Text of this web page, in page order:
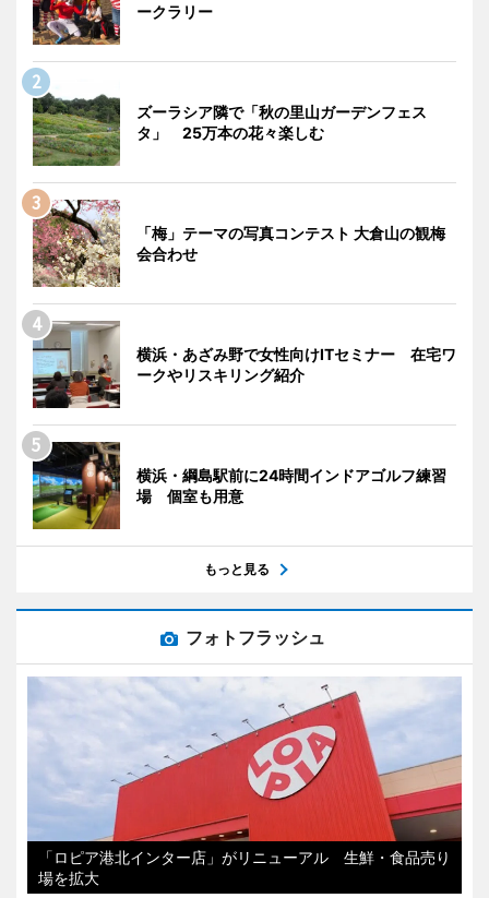
ークラリー
ズーラシア隣で「秋の里山ガーデンフェス
タ」 25万本の花々楽しむ
「梅」テーマの写真コンテスト 大倉山の観梅
会合わせ
横浜・あざみ野で女性向けITセミナー 在宅ワ
ークやリスキリング紹介
横浜・綱島駅前に24時間インドアゴルフ練習
場 個室も用意
もっと見る
フォトフラッシュ
「ロピア港北インター店」がリニューアル 生鮮・食品売り
場を拡大